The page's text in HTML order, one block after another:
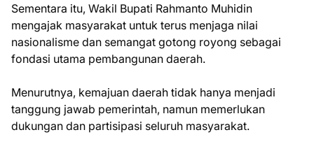
Sementara itu, Wakil Bupati Rahmanto Muhidin
mengajak masyarakat untuk terus menjaga nilai
nasionalisme dan semangat gotong royong sebagai
fondasi utama pembangunan daerah.
Menurutnya, kemajuan daerah tidak hanya menjadi
tanggung jawab pemerintah, namun memerlukan
dukungan dan partisipasi seluruh masyarakat.